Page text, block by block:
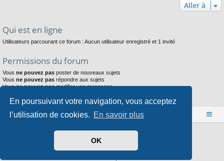
En poursuivant votre navigation, vous acceptez
l’utilisation de cookies. En savoir plus
OK
Aller à
Qui est en ligne
Utilisateurs parcourant ce forum : Aucun utilisateur enregistré et 1 invité
Permissions du forum
Vous ne pouvez pas poster de nouveaux sujets
Vous ne pouvez pas répondre aux sujets
Vousne pouvez pasmodifier vos messages
Vousne pouvez pasjoindre des fichiers
Accueil Index du forum
Développé parphpBB® Forum Software © phpBB Limited
Arty- phpBB 3.3 par MrGaby
phpBB-fr.com